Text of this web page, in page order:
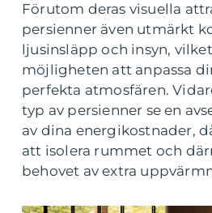
Förutom deras visuella
persienner även utmärkt
ljusinsläpp och insyn,
möjligheten att anpassa
perfekta atmosfären.
typ av persienner se en
av dina energikostnader,
att isolera rummet och
behovet av extra